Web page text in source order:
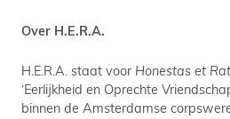
Over H.E.R.A.
H.E.R.A. staat voor Honestas et
‘Eerlijkheid en Oprechte
binnen de Amsterdamse